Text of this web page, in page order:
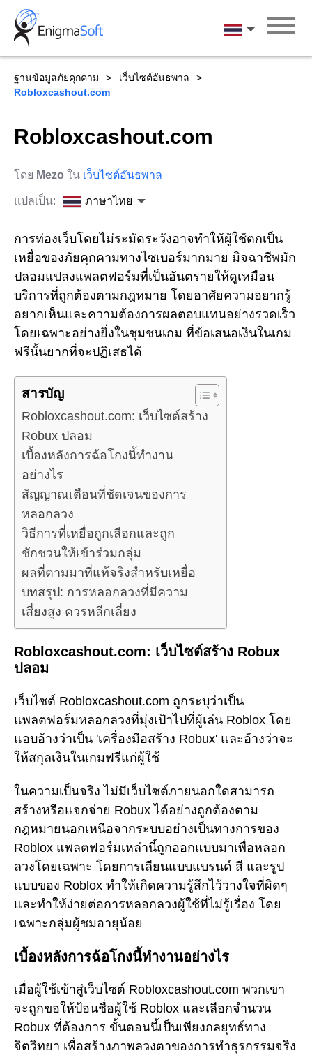
Skip
content
ภาษาไทย
ฐานข้อมูลภัยคุกคาม
เว็บไซต์อันธพาล
Robloxcashout.com
Robloxcashout.com
โดย Mezo ใน เว็บไซต์อันธพาล
แปลเป็น: ภาษาไทย
การท่องเว็บโดยไม่ระมัดระวังอาจทำให้ผู้ใช้ตกเป็น
เหยื่อของภัยคุกคามทางไซเบอร์มากมาย มิจฉาชีพมัก
ปลอมแปลงแพลตฟอร์มที่เป็นอันตรายให้ดูเหมือน
บริการที่ถูกต้องตามกฎหมาย โดยอาศัยความอยากรู้
อยากเห็นและความต้องการผลตอบแทนอย่างรวดเร็ว
โดยเฉพาะอย่างยิ่งในชุมชนเกม ที่ข้อเสนอเงินในเกม
ฟรีนั้นยากที่จะปฏิเสธได้
สารบัญ
Robloxcashout.com: เว็บไซต์สร้าง
Robux ปลอม
เบื้องหลังการฉ้อโกงนี้ทำงาน
อย่างไร
สัญญาณเตือนที่ชัดเจนของการ
หลอกลวง
วิธีการที่เหยื่อถูกเลือกและถูก
ชักชวนให้เข้าร่วมกลุ่ม
ผลที่ตามมาที่แท้จริงสำหรับเหยื่อ
บทสรุป: การหลอกลวงที่มีความ
เสี่ยงสูง ควรหลีกเลี่ยง
Robloxcashout.com: เว็บไซต์สร้าง Robux
ปลอม
เว็บไซต์ Robloxcashout.com ถูกระบุว่าเป็น
แพลตฟอร์มหลอกลวงที่มุ่งเป้าไปที่ผู้เล่น Roblox โดย
แอบอ้างว่าเป็น 'เครื่องมือสร้าง Robux' และอ้างว่าจะ
ให้สกุลเงินในเกมฟรีแก่ผู้ใช้
ในความเป็นจริง ไม่มีเว็บไซต์ภายนอกใดสามารถ
สร้างหรือแจกจ่าย Robux ได้อย่างถูกต้องตาม
กฎหมายนอกเหนือจากระบบอย่างเป็นทางการของ
Roblox แพลตฟอร์มเหล่านี้ถูกออกแบบมาเพื่อหลอก
ลวงโดยเฉพาะ โดยการเลียนแบบแบรนด์ สี และรูป
แบบของ Roblox ทำให้เกิดความรู้สึกไว้วางใจที่ผิดๆ
และทำให้ง่ายต่อการหลอกลวงผู้ใช้ที่ไม่รู้เรื่อง โดย
เฉพาะกลุ่มผู้ชมอายุน้อย
เบื้องหลังการฉ้อโกงนี้ทำงานอย่างไร
เมื่อผู้ใช้เข้าสู่เว็บไซต์ Robloxcashout.com พวกเขา
จะถูกขอให้ป้อนชื่อผู้ใช้ Roblox และเลือกจำนวน
Robux ที่ต้องการ ขั้นตอนนี้เป็นเพียงกลยุทธ์ทาง
จิตวิทยา เพื่อสร้างภาพลวงตาของการทำธุรกรรมจริง